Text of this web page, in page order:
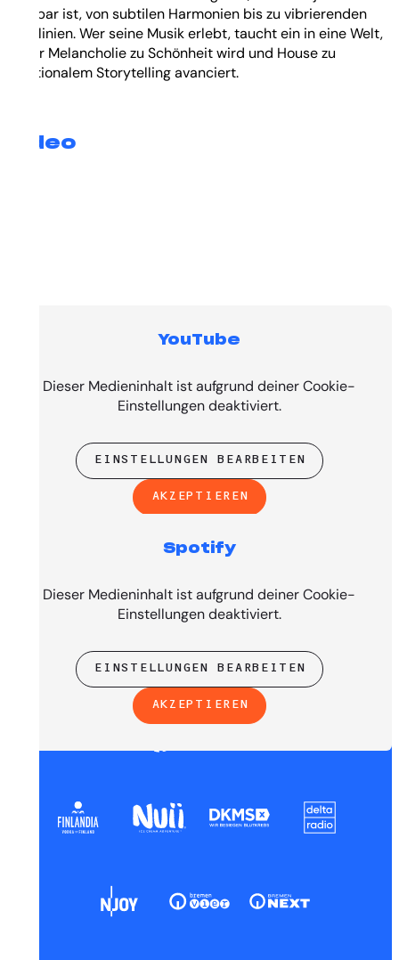
spürbar ist, von subtilen Harmonien bis zu vibrierenden
Basslinien. Wer seine Musik erlebt, taucht ein in eine Welt,
in der Melancholie zu Schönheit wird und House zu
emotionalem Storytelling avanciert.
Video
YouTube
Dieser Medieninhalt ist aufgrund deiner Cookie-
Einstellungen deaktiviert.
EINSTELLUNGEN BEARBEITEN
AKZEPTIEREN
Spotify
Dieser Medieninhalt ist aufgrund deiner Cookie-
Einstellungen deaktiviert.
EINSTELLUNGEN BEARBEITEN
AKZEPTIEREN